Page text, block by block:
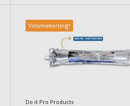
Volumekorting!
Do it Pro Products